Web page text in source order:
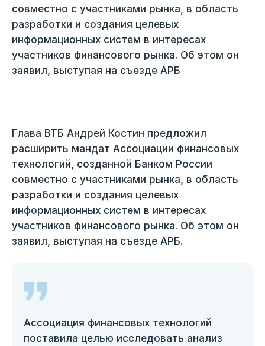
совместно с участниками рынка, в область
разработки и создания целевых
информационных систем в интересах
участников финансового рынка. Об этом он
заявил, выступая на съезде АРБ
Глава ВТБ Андрей Костин предложил
расширить мандат Ассоциации финансовых
технологий, созданной Банком России
совместно с участниками рынка, в область
разработки и создания целевых
информационных систем в интересах
участников финансового рынка. Об этом он
заявил, выступая на съезде АРБ.
Ассоциация финансовых технологий
поставила целью исследовать анализ